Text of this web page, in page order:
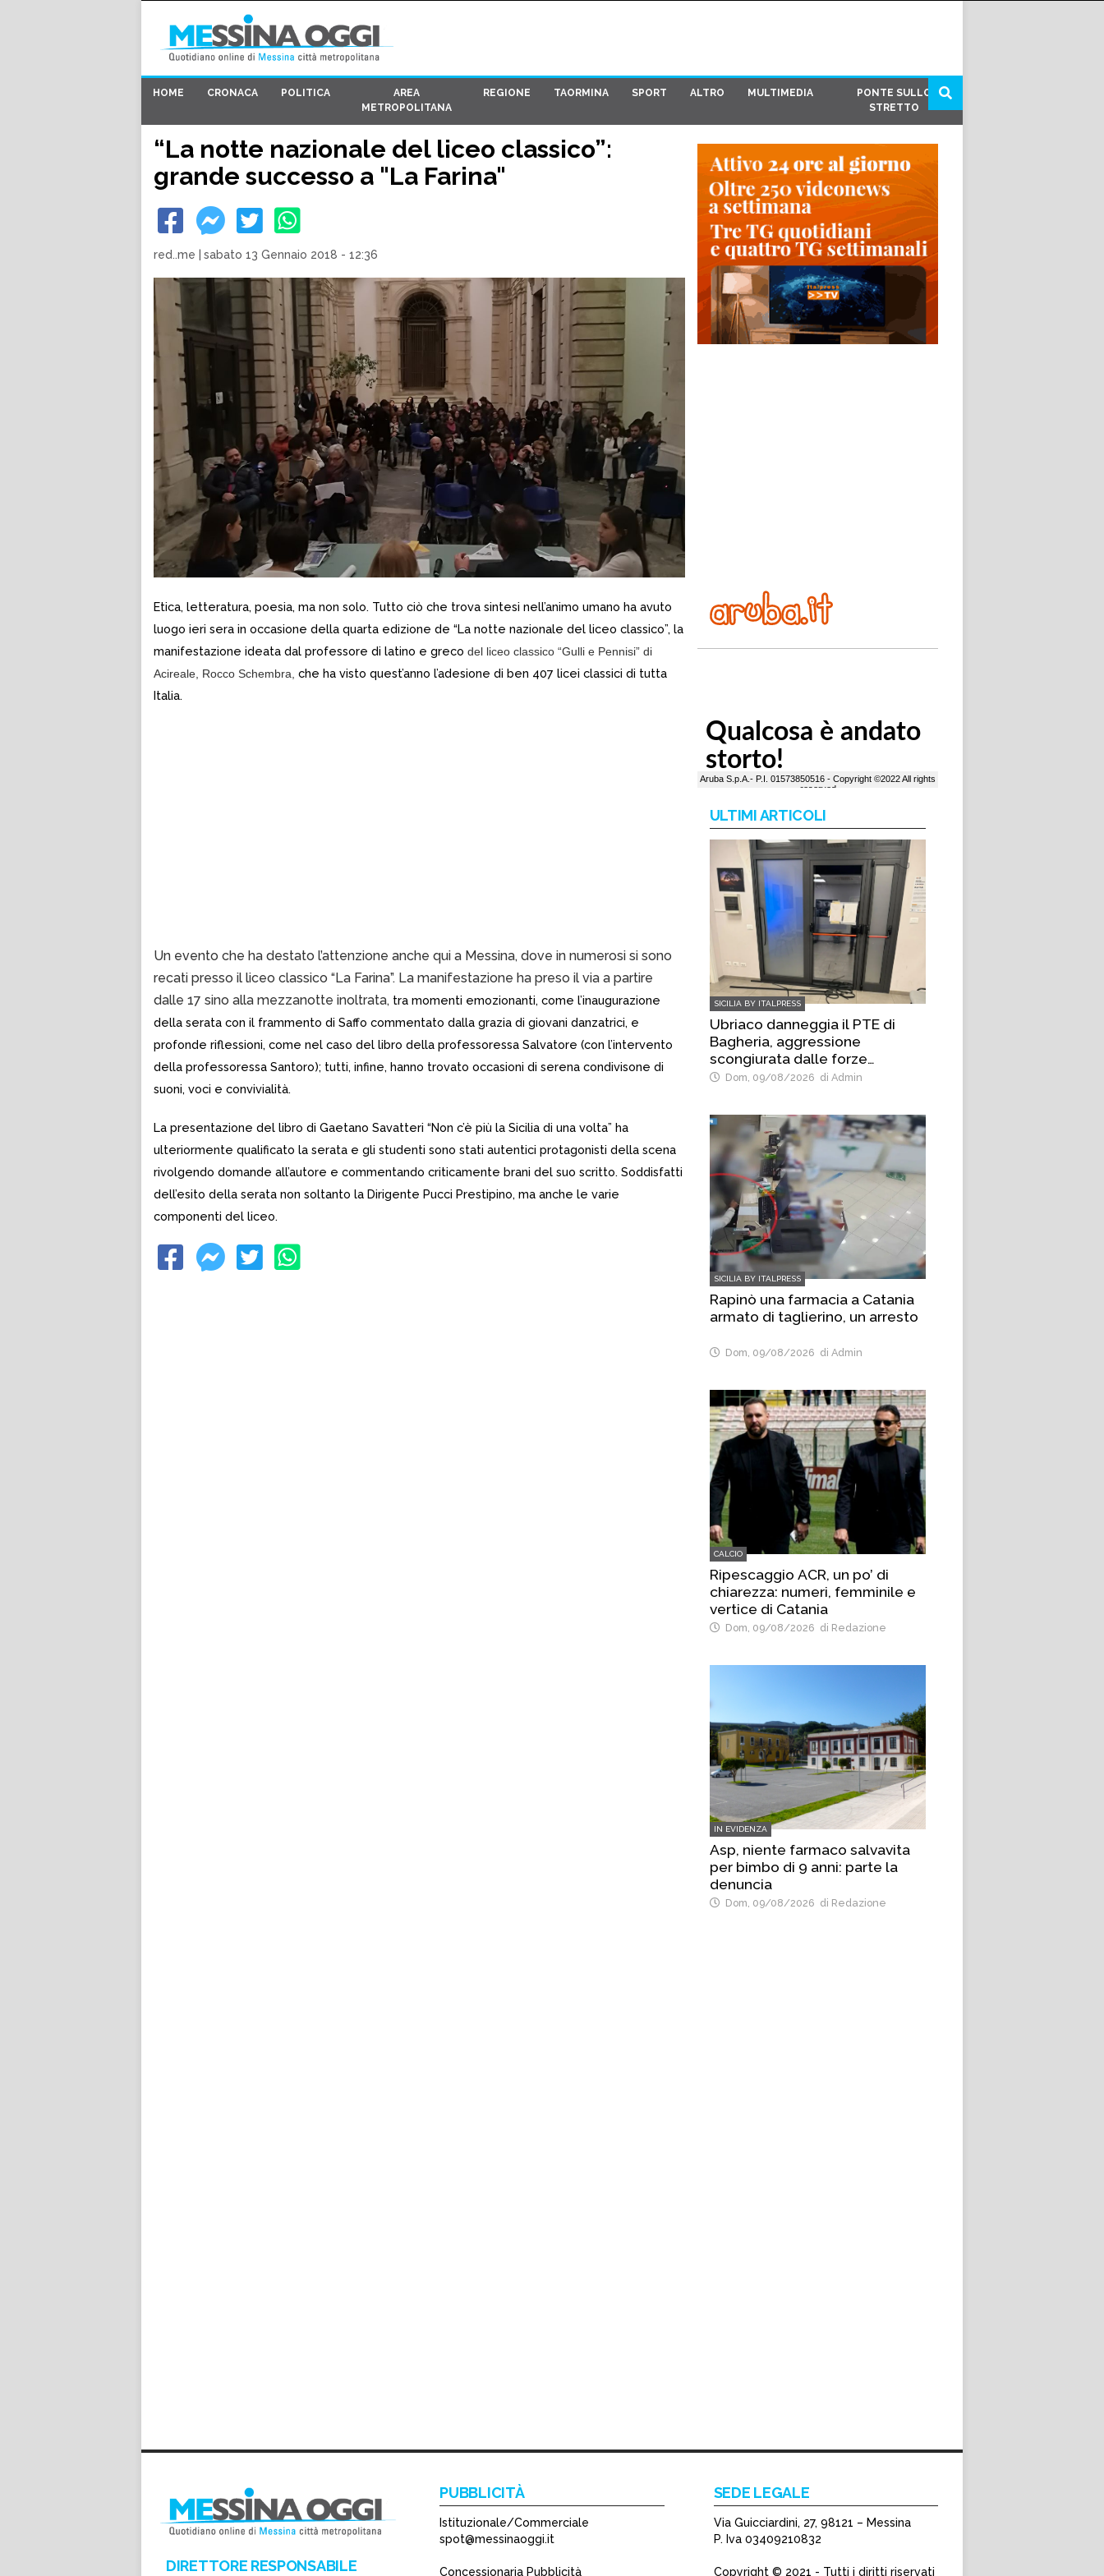
HOME CRONACA POLITICA
AREA
METROPOLITANA
REGIONE TAORMINA SPORT ALTRO MULTIMEDIA
PONTE SULLO
STRETTO
“La notte nazionale del liceo classico”:
grande successo a "La Farina"
red..me sabato 13 Gennaio 2018 - 12:36
Etica, letteratura, poesia, ma non solo. Tutto ciò che trova sintesi nell’animo umano ha avuto
luogo ieri sera in occasione della quarta edizione de “La notte nazionale del liceo classico”, la
manifestazione ideata dal professore di latino e greco del liceo classico “Gulli e Pennisi” di
Acireale, Rocco Schembra, che ha visto quest’anno l’adesione di ben 407 licei classici di tutta
Italia.
Un evento che ha destato l’attenzione anche qui a Messina, dove in numerosi si sono
recati presso il liceo classico “La Farina”. La manifestazione ha preso il via a partire
dalle 17 sino alla mezzanotte inoltrata, tra momenti emozionanti, come l’inaugurazione
della serata con il frammento di Saffo commentato dalla grazia di giovani danzatrici, e
profonde riflessioni, come nel caso del libro della professoressa Salvatore (con l’intervento
della professoressa Santoro); tutti, infine, hanno trovato occasioni di serena condivisone di
suoni, voci e convivialità.
La presentazione del libro di Gaetano Savatteri “Non c’è più la Sicilia di una volta” ha
ulteriormente qualificato la serata e gli studenti sono stati autentici protagonisti della scena
rivolgendo domande all’autore e commentando criticamente brani del suo scritto. Soddisfatti
dell’esito della serata non soltanto la Dirigente Pucci Prestipino, ma anche le varie
componenti del liceo.
ULTIMI ARTICOLI
SICILIA BY ITALPRESS
Ubriaco danneggia il PTE di
Bagheria, aggressione
scongiurata dalle forze
dell’ordine
Dom, 09/08/2026 di Admin
SICILIA BY ITALPRESS
Rapinò una farmacia a Catania
armato di taglierino, un arresto
Dom, 09/08/2026 di Admin
CALCIO
Ripescaggio ACR, un po’ di
chiarezza: numeri, femminile e
vertice di Catania
Dom, 09/08/2026 di Redazione
IN EVIDENZA
Asp, niente farmaco salvavita
per bimbo di 9 anni: parte la
denuncia
Dom, 09/08/2026 di Redazione
DIRETTORE RESPONSABILE
PUBBLICITÀ
Istituzionale/Commerciale
spot@messinaoggi.it
Concessionaria Pubblicità
SEDE LEGALE
Via Guicciardini, 27, 98121 – Messina
P. Iva 03409210832
Copyright © 2021 - Tutti i diritti riservati